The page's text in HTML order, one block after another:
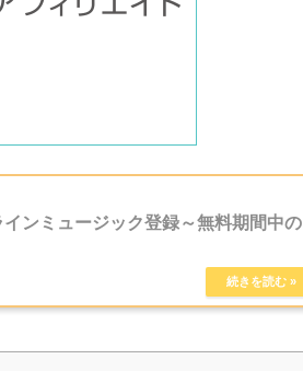
インミュージック登録～無料期間中の